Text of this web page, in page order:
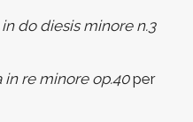
do diesis minore n.3
in re minore op.40per